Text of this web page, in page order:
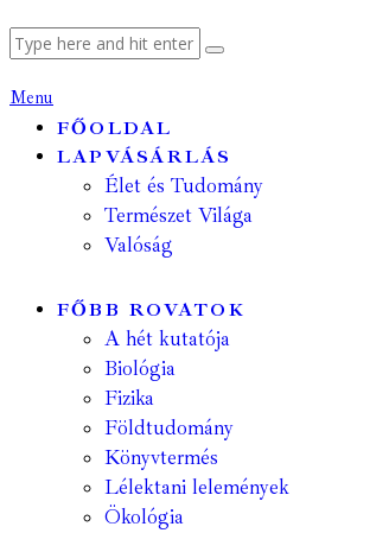
Menu
FŐOLDAL
LAPVÁSÁRLÁS
Élet és Tudomány
Természet Világa
Valóság
FŐBB ROVATOK
A hét kutatója
Biológia
Fizika
Földtudomány
Könyvtermés
Lélektani lelemények
Ökológia